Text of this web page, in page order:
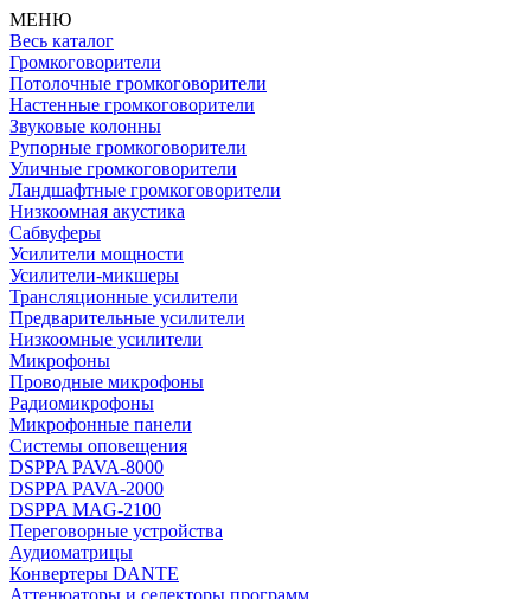
МЕНЮ
Весь каталог
Громкоговорители
Потолочные громкоговорители
Настенные громкоговорители
Звуковые колонны
Рупорные громкоговорители
Уличные громкоговорители
Ландшафтные громкоговорители
Низкоомная акустика
Сабвуферы
Усилители мощности
Усилители-микшеры
Трансляционные усилители
Предварительные усилители
Низкоомные усилители
Микрофоны
Проводные микрофоны
Радиомикрофоны
Микрофонные панели
Системы оповещения
DSPPA PAVA-8000
DSPPA PAVA-2000
DSPPA MAG-2100
Переговорные устройства
Аудиоматрицы
Конвертеры DANTE
Аттенюаторы и селекторы программ